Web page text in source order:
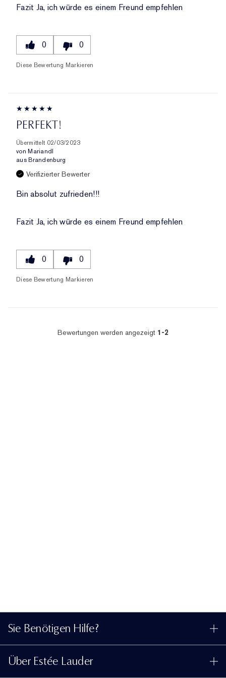
Fazit Ja, ich würde es einem Freund empfehlen
0 0
Diese Bewertung Markieren
PERFEKT!
Übermittelt 02/03/2023
von Mariandl
aus Brandenburg
Verifizierter Bewerter
Bin absolut zufrieden!!!
Fazit Ja, ich würde es einem Freund empfehlen
0 0
Diese Bewertung Markieren
Bewertungen werden angezeigt 1-2
Sie Benötigen Hilfe?
Kontaktieren Sie uns
Über Estée Lauder